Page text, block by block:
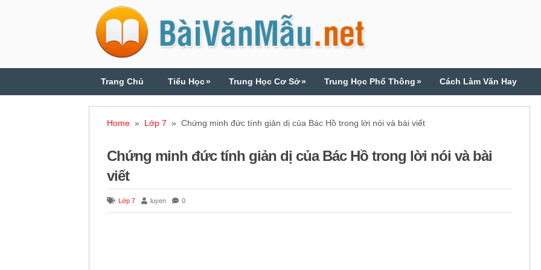
Trang Chủ Tiểu Học» Trung Học Cơ Sở» Trung Học Phổ Thông» Cách Làm Văn Hay
Home » Lớp 7 » Chứng minh đức tính giản dị của Bác Hồ trong lời nói và bài viết
Chứng minh đức tính giản dị của Bác Hồ trong lời nói và bài
viết
Lớp 7 luyen 0